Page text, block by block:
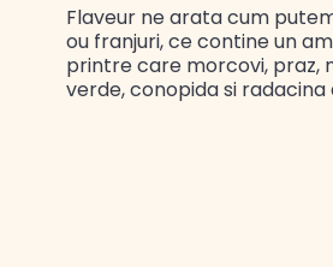
Flaveur ne arata cum
ou franjuri, ce contine un
printre care morcovi, praz,
verde, conopida si radacina